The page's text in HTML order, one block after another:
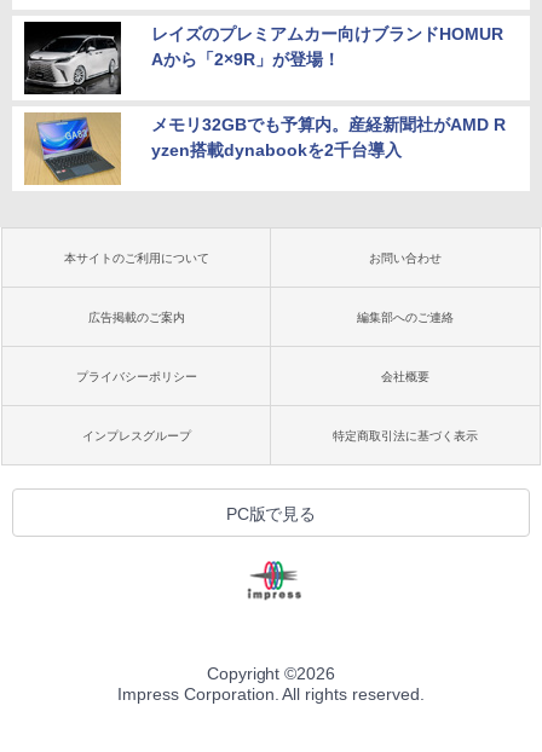
レイズのプレミアムカー向けブランドHOMUR
Aから「2×9R」が登場！
メモリ32GBでも予算内。産経新聞社がAMD R
yzen搭載dynabookを2千台導入
本サイトのご利用について お問い合わせ
広告掲載のご案内 編集部へのご連絡
プライバシーポリシー 会社概要
インプレスグループ 特定商取引法に基づく表示
PC版で見る
Copyright ©2026
Impress Corporation. All rights reserved.